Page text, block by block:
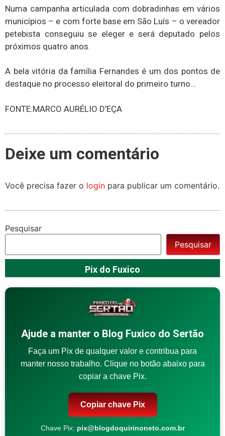
Numa campanha articulada com dobradinhas em vários
municípios – e com forte base em São Luís – o vereador
petebista conseguiu se eleger e será deputado pelos
próximos quatro anos.
A bela vitória da família Fernandes é um dos pontos de
destaque no processo eleitoral do primeiro turno…
FONTE:MARCO AURÉLIO D’EÇA
Deixe um comentário
Você precisa fazer o login para publicar um comentário.
Pesquisar
Pesquisar
Pix do Fuxico
Ajude a manter o Blog Fuxico do Sertão
Faça um Pix de qualquer valor e contribua para
manter nosso trabalho. Clique no botão abaixo para
copiar a chave Pix.
Copiar chave Pix
Chave Pix: pix@blogdoquirinoneto.com.br